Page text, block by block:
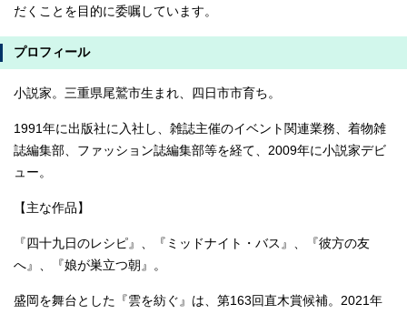
だくことを目的に委嘱しています。
プロフィール
小説家。三重県尾鷲市生まれ、四日市市育ち。
1991年に出版社に入社し、雑誌主催のイベント関連業務、着物雑
誌編集部、ファッション誌編集部等を経て、2009年に小説家デビ
ュー。
【主な作品】
『四十九日のレシピ』、『ミッドナイト・バス』、『彼方の友
へ』、『娘が巣立つ朝』。
盛岡を舞台とした『雲を紡ぐ』は、第163回直木賞候補。2021年